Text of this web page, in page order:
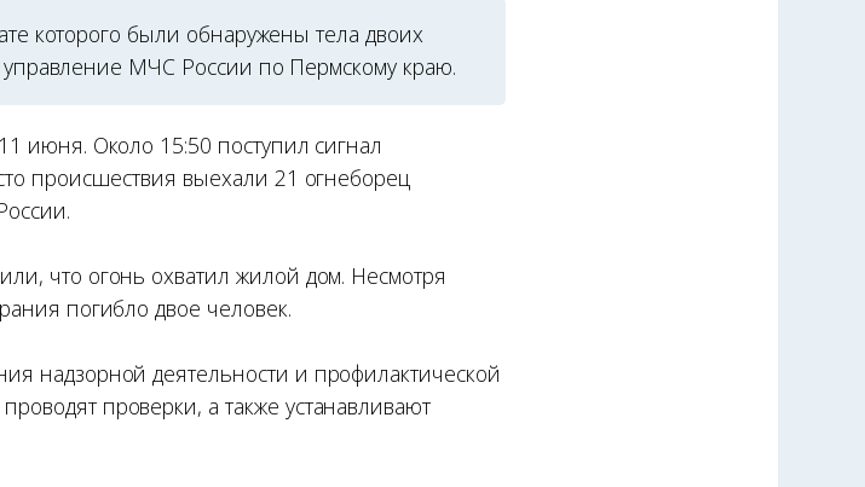
которого были обнаружены тела двоих
МЧС России по Пермскому краю.
июня. Около 15:50 поступил сигнал
происшествия выехали 21 огнеборец
что огонь охватил жилой дом. Несмотря
погибло двое человек.
надзорной деятельности и профилактической
проверки, а также устанавливают